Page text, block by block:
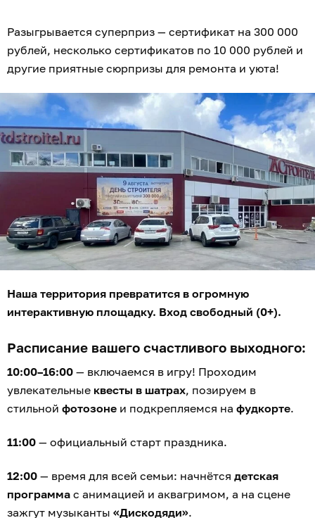
Разыгрывается суперприз — сертификат на 300 000
рублей, несколько сертификатов по 10 000 рублей и
другие приятные сюрпризы для ремонта и уюта!
Наша территория превратится в огромную
интерактивную площадку. Вход свободный (0+).
Расписание вашего счастливого выходного:
10:00–16:00 — включаемся в игру! Проходим
увлекательные квесты в шатрах, позируем в
стильной фотозоне и подкрепляемся на фудкорте.
11:00 — официальный старт праздника.
12:00 — время для всей семьи: начнётся детская
программа с анимацией и аквагримом, а на сцене
зажгут музыканты «Дискодяди».